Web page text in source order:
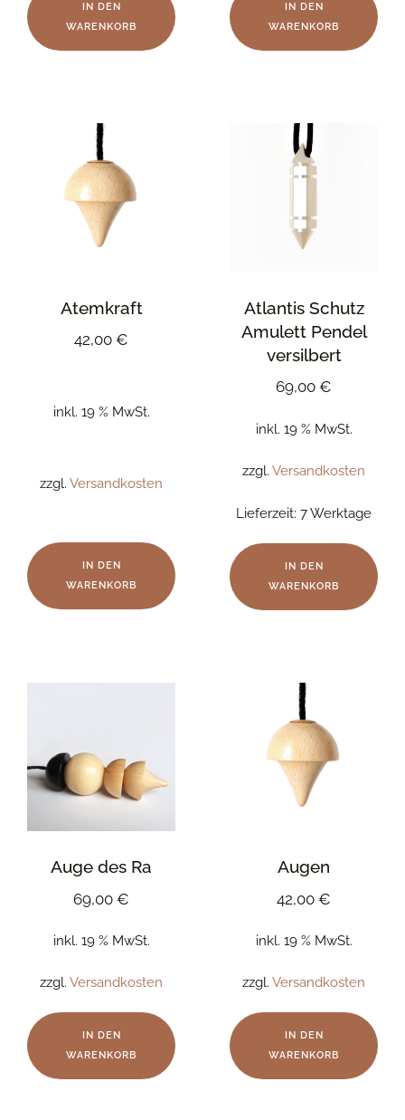
IN DEN
WARENKORB
IN DEN
WARENKORB
Atemkraft
42,00 €
inkl. 19 % MwSt.
zzgl. Versandkosten
IN DEN
WARENKORB
Atlantis Schutz
Amulett Pendel
versilbert
69,00 €
inkl. 19 % MwSt.
zzgl. Versandkosten
Lieferzeit: 7 Werktage
IN DEN
WARENKORB
Auge des Ra
69,00 €
inkl. 19 % MwSt.
zzgl. Versandkosten
IN DEN
WARENKORB
Augen
42,00 €
inkl. 19 % MwSt.
zzgl. Versandkosten
IN DEN
WARENKORB